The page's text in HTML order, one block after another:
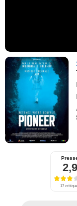
2,9
17